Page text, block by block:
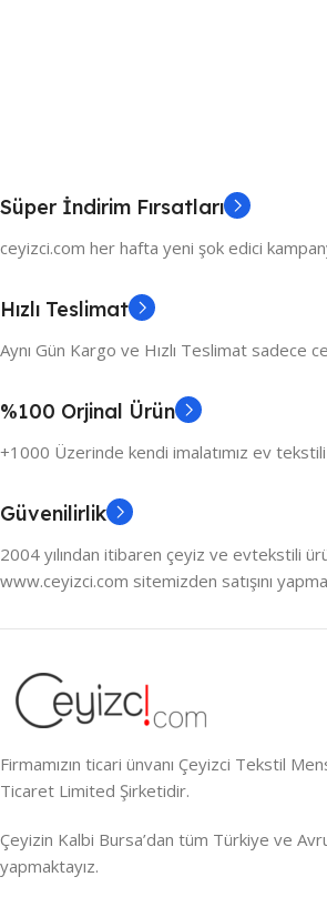
Süper İndirim Fırsatları
ceyizci.com her hafta yeni şok edici
Hızlı Teslimat
Aynı Gün Kargo ve Hızlı Teslimat sadece
%100 Orjinal Ürün
+1000 Üzerinde kendi imalatımız ev
Güvenilirlik
2004 yılından itibaren çeyiz ve evtekstili
www.ceyizci.com sitemizden satışını
Firmamızın ticari ünvanı Çeyizci Tekstil
Ticaret Limited Şirketidir.
Çeyizin Kalbi Bursa’dan tüm Türkiye ve
yapmaktayız.